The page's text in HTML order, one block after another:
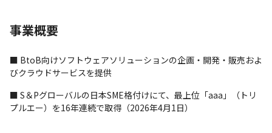
事業概要
■ BtoB向けソフトウェアソリューションの企画・開発・販売およ
びクラウドサービスを提供
■ S＆Pグローバルの日本SME格付けにて、最上位「aaa」（トリ
プルエー）を16年連続で取得（2026年4月1日）